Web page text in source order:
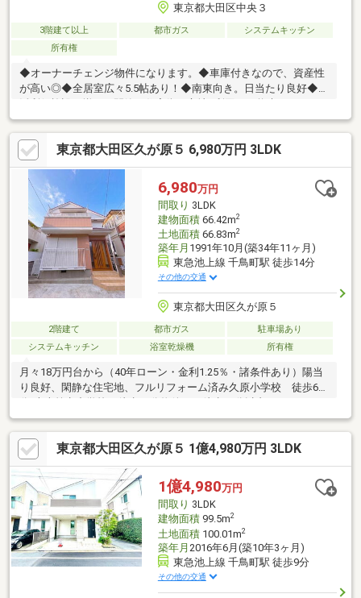
東京都大田区中央３
3階建て以上 都市ガス
システムキッチン
所有権
◆オーナーチェンジ物件になります。◆車庫付きなので、資産性
が高い◎◆全居室広々5.5帖あり！◆南東向き。日当たり良好◆生
確実保証されるものではありません。
━━━━━━━━━━━━━━━━━━━━━━━■〇お客様の
ご条件をお聞かせいただき、ご希望に沿った物件をご紹介いたし
ます。〇ご自宅やご指定の場所まで送迎も行っております。土日
祝日はもちろん、お仕事終わりの時間帯、平日でもご案内いたし
ます。当日案内希望など、お気軽にお問合せください！
■━━━━━━━━━━━━━━━━━━━━━━━
東京都大田区久が原５ 6,980万円 3LDK
6,980万円
間取り 3LDK
建物面積66.42m2
土地面積66.83m2
築年月 1991年10月(築34年11ヶ月)
東急池上線 千鳥町駅 徒歩14分
その他の交通
東京都大田区久が原５
2階建て 都市ガス
駐車場あり
システムキッチン
浴室乾燥機 所有権
月々18万円台から（40年ローン・金利1.25％・諸条件あり）陽当
り良好、閑静な住宅地、フルリフォーム済み久原小学校 徒歩6
や図書館もあり、子育て環境に良い物件ですLIXILのシステムキッ
チン、浴室、洗面台、靴箱、建具に交換しています
東京都大田区久が原５ 1億4,980万円 3LDK
1億4,980万円
間取り 3LDK
建物面積99.5m2
土地面積100.01m2
築年月 2016年6月(築10年3ヶ月)
東急池上線 千鳥町駅 徒歩9分
その他の交通